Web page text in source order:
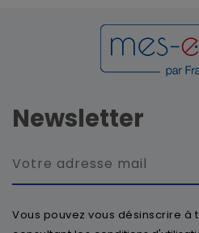
Newsletter
Vous pouvez vous désinscrire à